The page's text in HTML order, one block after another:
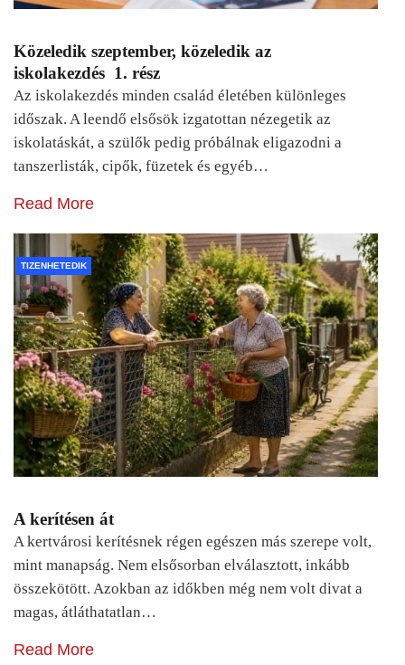
Közeledik szeptember, közeledik az
iskolakezdés 1. rész
Az iskolakezdés minden család életében különleges
időszak. A leendő elsősök izgatottan nézegetik az
iskolatáskát, a szülők pedig próbálnak eligazodni a
tanszerlisták, cipők, füzetek és egyéb…
Read More
TIZENHETEDIK
A kerítésen át
A kertvárosi kerítésnek régen egészen más szerepe volt,
mint manapság. Nem elsősorban elválasztott, inkább
összekötött. Azokban az időkben még nem volt divat a
magas, átláthatatlan…
Read More